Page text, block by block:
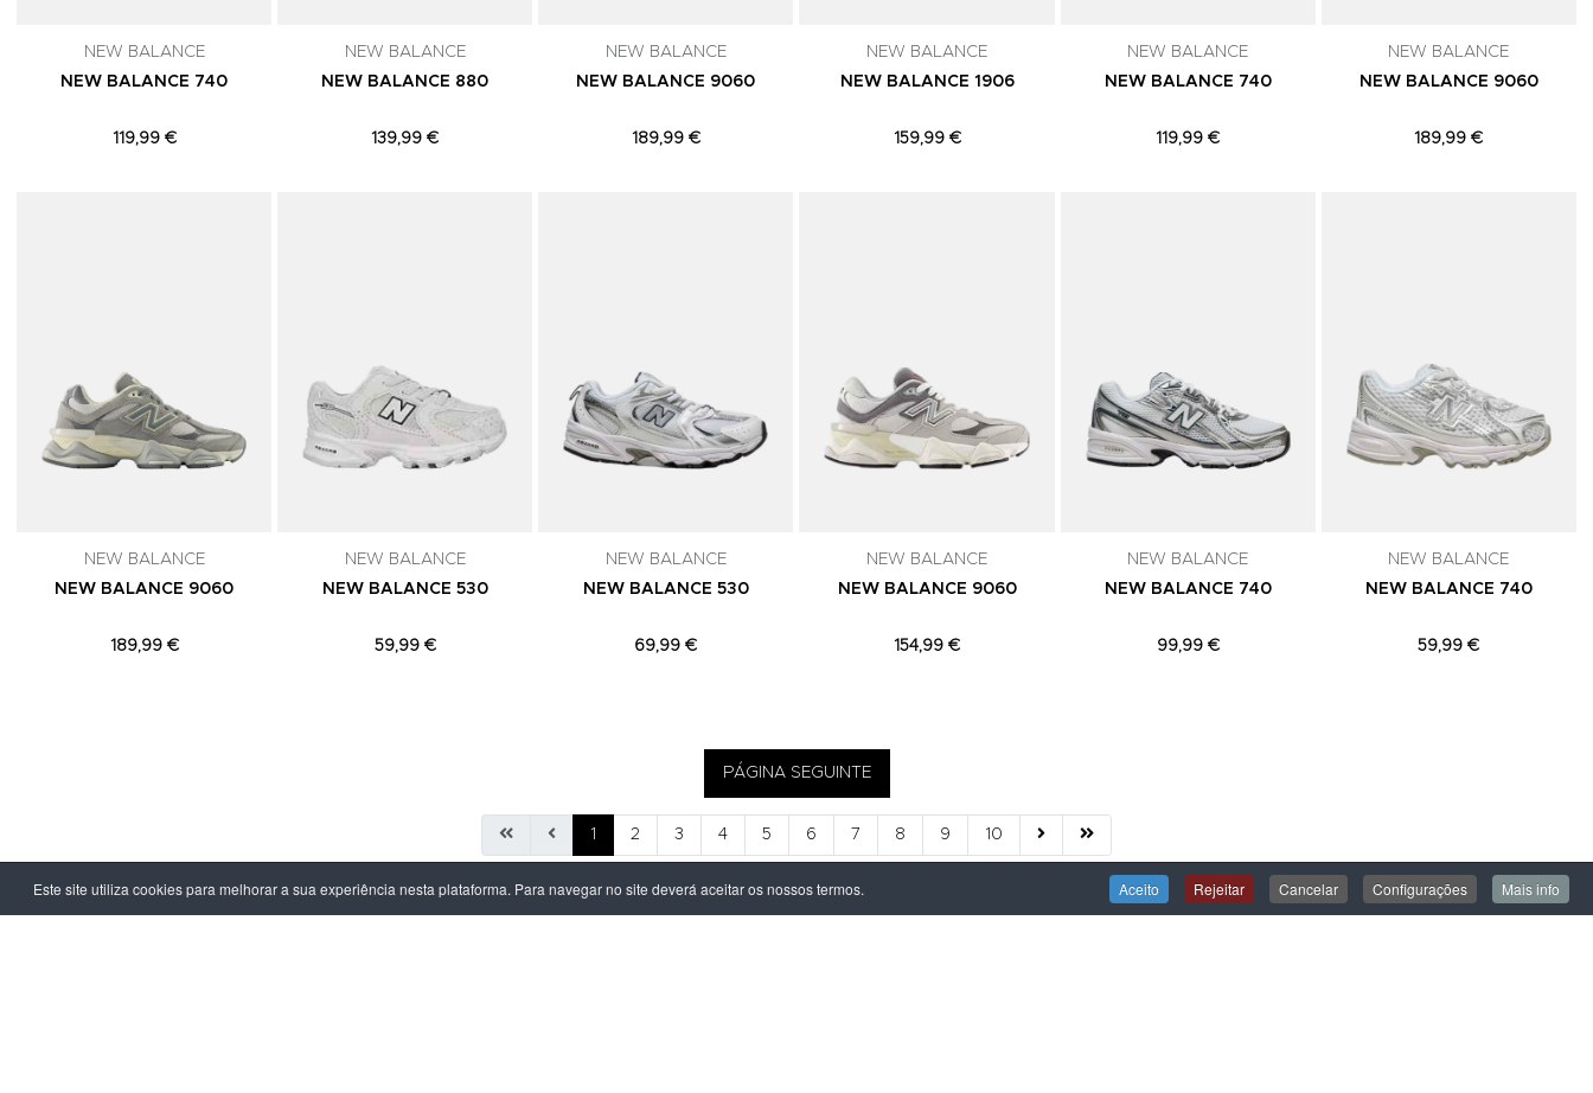
NEW BALANCE
NEW BALANCE 740
119,99 €
NEW BALANCE
NEW BALANCE 880
139,99 €
NEW BALANCE
NEW BALANCE 9060
189,99 €
NEW BALANCE
NEW BALANCE 1906
159,99 €
NEW BALANCE
NEW BALANCE 740
119,99 €
NEW BALANCE
NEW BALANCE 9060
189,99 €
NEW BALANCE
NEW BALANCE 9060
189,99 €
NEW BALANCE
NEW BALANCE 530
59,99 €
NEW BALANCE
NEW BALANCE 530
69,99 €
NEW BALANCE
NEW BALANCE 9060
154,99 €
NEW BALANCE
NEW BALANCE 740
99,99 €
NEW BALANCE
NEW BALANCE 740
59,99 €
PÁGINA SEGUINTE
1 2 3 4 5 6 7 8 9 10
Este site utiliza cookies para melhorar a sua experiência nesta plataforma. Para navegar no site deverá aceitar os nossos termos. Aceito Rejeitar Cancelar Configurações Mais info